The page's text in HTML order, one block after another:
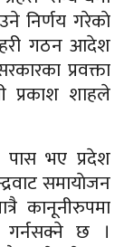
निर्णय गरेकाे
गठन आदेश
प्रवक्ता
प्रकाश शाहले
भए प्रदेश
समायाेजन
कानूनीरुपमा
गर्नसक्ने छ ।